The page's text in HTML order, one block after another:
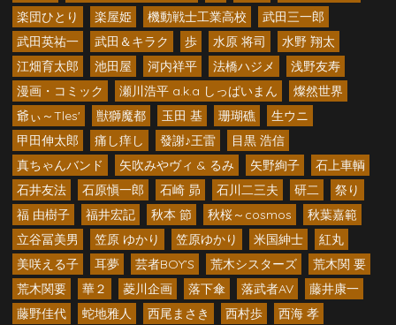
楽団ひとり
楽屋姫 機動戦士工業高校
武田三一郎
武田英祐一
武田＆キラク 歩 水原 将司
水野 翔太
江畑育太郎
池田屋 河内祥平 法橋ハジメ
浅野友寿
漫画・コミック
瀬川浩平 a.k.a しっぱいまん
燦然世界
爺ぃ～Tles'
獣獅魔都 玉田 基 珊瑚礁
生ウニ
甲田伸太郎
痛し痒し 發謝♪王雷
目黒 浩信
真ちゃんバンド
矢吹みやヴィ & るみ 矢野絢子
石上車輌
石井友法
石原愼一郎 石崎 昴 石川二三夫 研二
祭り
福 由樹子
福井宏記 秋本 節 秋桜～cosmos
秋葉嘉範
立谷冨美男
笠原 ゆかり 笠原ゆかり 米国紳士
紅丸
美咲える子
耳夢 芸者BOY’S 荒木シスターズ
荒木関 要
荒木関要
華２ 菱川企画 落下傘 落武者AV
藤井康一
藤野佳代
蛇地雅人 西尾まさき 西村歩
西海 孝